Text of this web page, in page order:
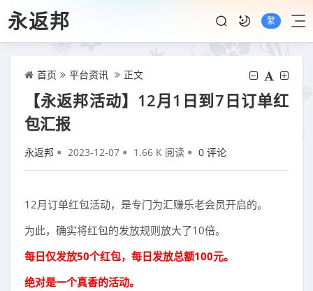
永返邦 繁
首页 平台资讯 正文
【永返邦活动】12月1日到7日订单红
包汇报
永返邦 2023-12-07 1.66 K 阅读 0 评论
12月订单红包活动，是专门为汇赚乐老会员开启的。
为此，确实将红包的发放规则放大了10倍。
每日仅发放50个红包，每日发放总额100元。
绝对是一个真香的活动。